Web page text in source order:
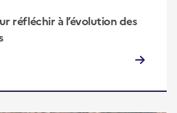
réfléchir à l’évolution des